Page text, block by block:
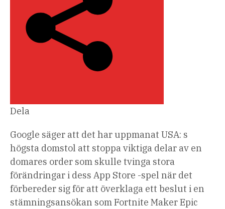
Dela
Google säger att det har uppmanat USA: s
högsta domstol att stoppa viktiga delar av en
domares order som skulle tvinga stora
förändringar i dess App Store -spel när det
förbereder sig för att överklaga ett beslut i en
stämningsansökan som Fortnite Maker Epic